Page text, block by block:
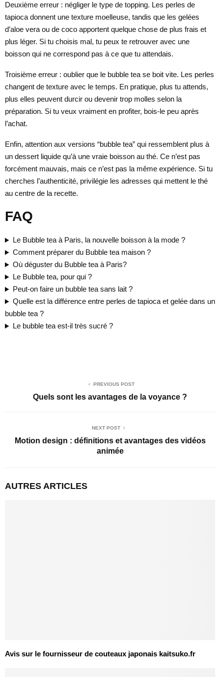
Deuxième erreur : négliger le type de topping. Les perles de
tapioca donnent une texture moelleuse, tandis que les gelées
d’aloe vera ou de coco apportent quelque chose de plus frais et
plus léger. Si tu choisis mal, tu peux te retrouver avec une
boisson qui ne correspond pas à ce que tu attendais.
Troisième erreur : oublier que le bubble tea se boit vite. Les perles
changent de texture avec le temps. En pratique, plus tu attends,
plus elles peuvent durcir ou devenir trop molles selon la
préparation. Si tu veux vraiment en profiter, bois-le peu après
l’achat.
Enfin, attention aux versions “bubble tea” qui ressemblent plus à
un dessert liquide qu’à une vraie boisson au thé. Ce n’est pas
forcément mauvais, mais ce n’est pas la même expérience. Si tu
cherches l’authenticité, privilégie les adresses qui mettent le thé
au centre de la recette.
FAQ
Le Bubble tea à Paris, la nouvelle boisson à la mode ?
Comment préparer du Bubble tea maison ?
Où déguster du Bubble tea à Paris?
Le Bubble tea, pour qui ?
Peut-on faire un bubble tea sans lait ?
Quelle est la différence entre perles de tapioca et gelée dans un
bubble tea ?
Le bubble tea est-il très sucré ?
PREVIOUS POST
Quels sont les avantages de la voyance ?
NEXT POST
Motion design : définitions et avantages des vidéos
animée
AUTRES ARTICLES
Avis sur le fournisseur de couteaux japonais kaitsuko.fr